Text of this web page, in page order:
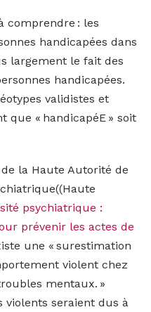
comprendre : les
handicapées dans
largement le fait des
handicapées.
validistes et
que « handicapéE » soit
la Haute Autorité de
psychiatrique :
prévenir les actes de
une « surestimation
violent chez
mentaux. »
violents seraient dus à